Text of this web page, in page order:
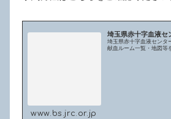
埼玉県赤十字血液セ
埼玉県赤十字血液センタ
献血ルーム一覧・地図等
www.bs.jrc.or.jp